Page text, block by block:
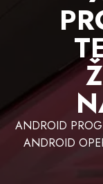
ANDROID
ANDROID